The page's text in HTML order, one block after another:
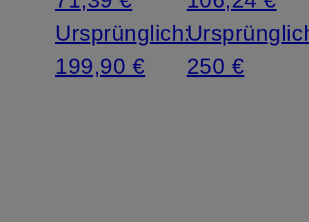
Ursprünglich:
199,90 €
250 €